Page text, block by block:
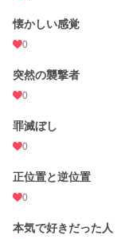
懐かしい感覚
0
突然の襲撃者
0
罪滅ぼし
0
正位置と逆位置
0
本気で好きだった人